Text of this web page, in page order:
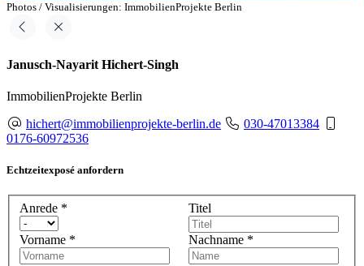
Photos / Visualisierungen: ImmobilienProjekte Berlin
Janusch-Nayarit Hichert-Singh
ImmobilienProjekte Berlin
hichert@immobilienprojekte-berlin.de
030-47013384
0176-60972536
Echtzeitexposé anfordern
Anrede * Titel
Vorname * Nachname *